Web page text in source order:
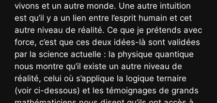
vivons et un autre monde. Une autre intuition
est qu’il y a un lien entre l’esprit humain et cet
autre niveau de réalité. Ce que je prétends avec
force, c’est que ces deux idées-là sont validées
par la science actuelle : la physique quantique
nous montre qu’il existe un autre niveau de
réalité, celui où s’applique la logique ternaire
(voir ci-dessous) et les témoignages de grands